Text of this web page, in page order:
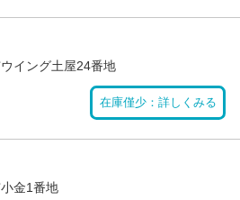
イング土屋24番地
在庫僅少：詳しくみる
金1番地